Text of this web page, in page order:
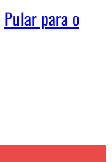
Pular para o